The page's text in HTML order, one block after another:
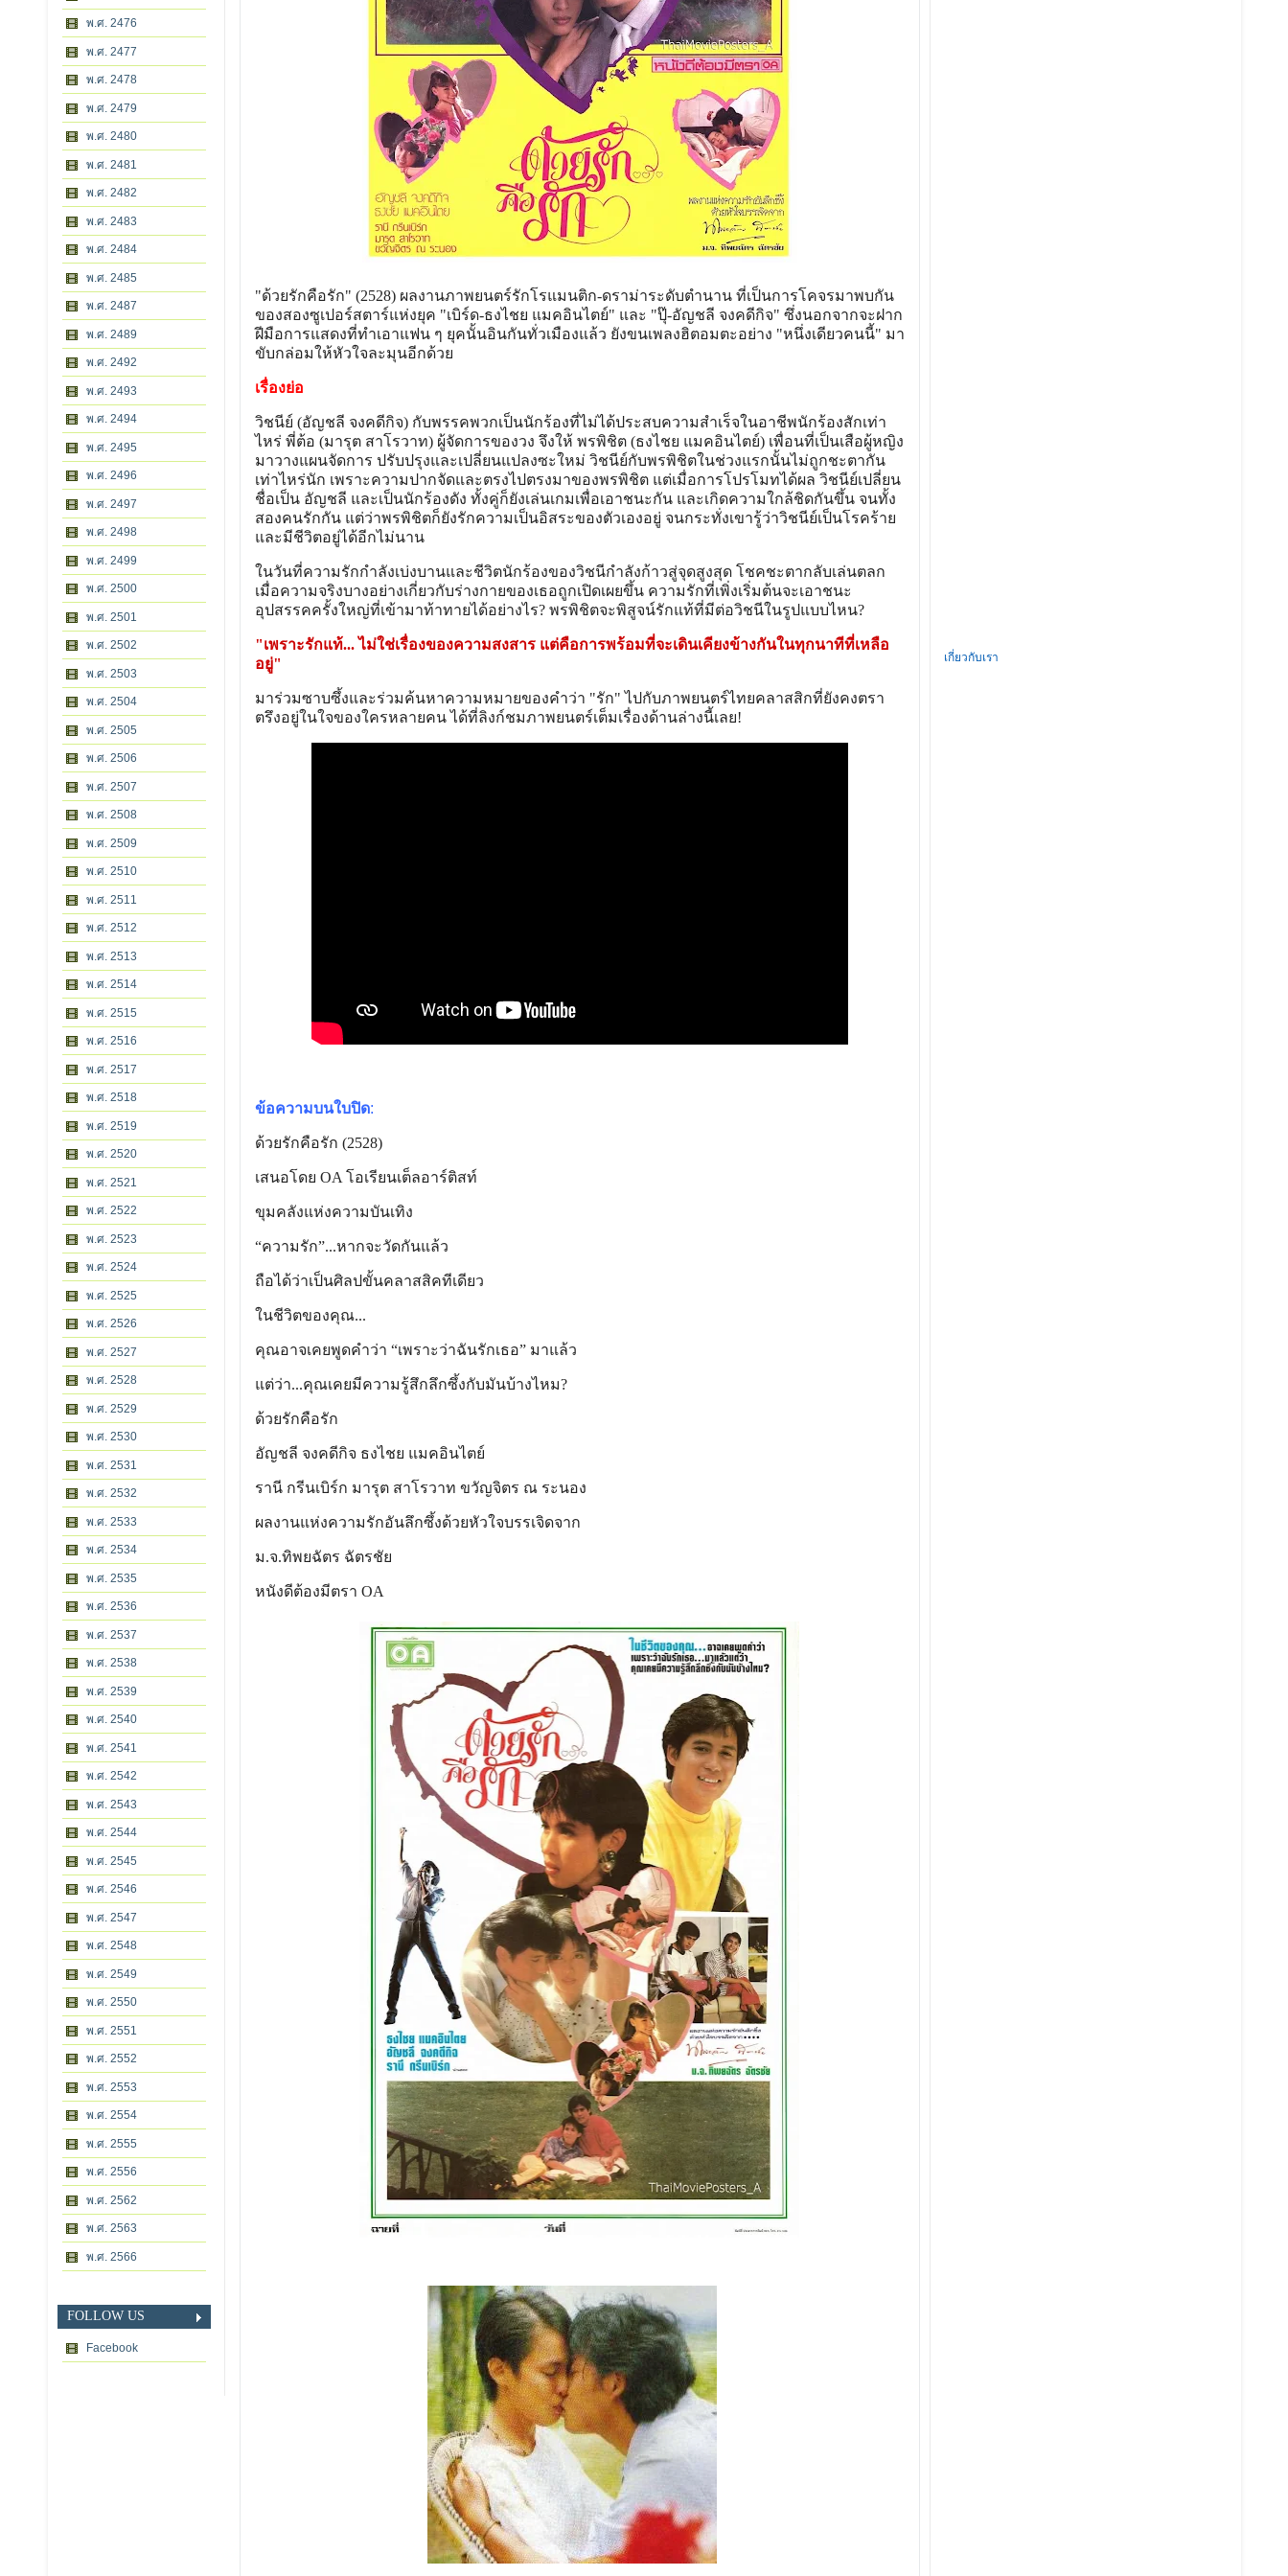
พ.ศ. 2476
พ.ศ. 2477
พ.ศ. 2478
พ.ศ. 2479
พ.ศ. 2480
พ.ศ. 2481
พ.ศ. 2482
พ.ศ. 2483
พ.ศ. 2484
พ.ศ. 2485
พ.ศ. 2487
พ.ศ. 2489
พ.ศ. 2492
พ.ศ. 2493
พ.ศ. 2494
พ.ศ. 2495
พ.ศ. 2496
พ.ศ. 2497
พ.ศ. 2498
พ.ศ. 2499
พ.ศ. 2500
พ.ศ. 2501
พ.ศ. 2502
พ.ศ. 2503
พ.ศ. 2504
พ.ศ. 2505
พ.ศ. 2506
พ.ศ. 2507
พ.ศ. 2508
พ.ศ. 2509
พ.ศ. 2510
พ.ศ. 2511
พ.ศ. 2512
พ.ศ. 2513
พ.ศ. 2514
พ.ศ. 2515
พ.ศ. 2516
พ.ศ. 2517
พ.ศ. 2518
พ.ศ. 2519
พ.ศ. 2520
พ.ศ. 2521
พ.ศ. 2522
พ.ศ. 2523
พ.ศ. 2524
พ.ศ. 2525
พ.ศ. 2526
พ.ศ. 2527
พ.ศ. 2528
พ.ศ. 2529
พ.ศ. 2530
พ.ศ. 2531
พ.ศ. 2532
พ.ศ. 2533
พ.ศ. 2534
พ.ศ. 2535
พ.ศ. 2536
พ.ศ. 2537
พ.ศ. 2538
พ.ศ. 2539
พ.ศ. 2540
พ.ศ. 2541
พ.ศ. 2542
พ.ศ. 2543
พ.ศ. 2544
พ.ศ. 2545
พ.ศ. 2546
พ.ศ. 2547
พ.ศ. 2548
พ.ศ. 2549
พ.ศ. 2550
พ.ศ. 2551
พ.ศ. 2552
พ.ศ. 2553
พ.ศ. 2554
พ.ศ. 2555
พ.ศ. 2556
พ.ศ. 2562
พ.ศ. 2563
พ.ศ. 2566
FOLLOW US
Facebook
"ด้วยรักคือรัก" (2528) ผลงานภาพยนตร์รักโรแมนติก-ดราม่าระดับตำนาน ที่เป็นการโคจรมาพบกัน
ของสองซูเปอร์สตาร์แห่งยุค "เบิร์ด-ธงไชย แมคอินไตย์" และ "ปุ๊-อัญชลี จงคดีกิจ" ซึ่งนอกจากจะฝาก
ฝีมือการแสดงที่ทำเอาแฟน ๆ ยุคนั้นอินกันทั่วเมืองแล้ว ยังขนเพลงฮิตอมตะอย่าง "หนึ่งเดียวคนนี้" มา
ขับกล่อมให้หัวใจละมุนอีกด้วย
เรื่องย่อ
วิชนีย์ (อัญชลี จงคดีกิจ) กับพรรคพวกเป็นนักร้องที่ไม่ได้ประสบความสำเร็จในอาชีพนักร้องสักเท่า
ไหร่ พี่ต้อ (มารุต สาโรวาท) ผู้จัดการของวง จึงให้ พรพิชิต (ธงไชย แมคอินไตย์) เพื่อนที่เป็นเสือผู้หญิง
มาวางแผนจัดการ ปรับปรุงและเปลี่ยนแปลงซะใหม่ วิชนีย์กับพรพิชิตในช่วงแรกนั้นไม่ถูกชะตากัน
เท่าไหร่นัก เพราะความปากจัดและตรงไปตรงมาของพรพิชิต แต่เมื่อการโปรโมทได้ผล วิชนีย์เปลี่ยน
ชื่อเป็น อัญชลี และเป็นนักร้องดัง ทั้งคู่ก็ยังเล่นเกมเพื่อเอาชนะกัน และเกิดความใกล้ชิดกันขึ้น จนทั้ง
สองคนรักกัน แต่ว่าพรพิชิตก็ยังรักความเป็นอิสระของตัวเองอยู่ จนกระทั่งเขารู้ว่าวิชนีย์เป็นโรคร้าย
และมีชีวิตอยู่ได้อีกไม่นาน
ในวันที่ความรักกำลังเบ่งบานและชีวิตนักร้องของวิชนีกำลังก้าวสู่จุดสูงสุด โชคชะตากลับเล่นตลก
เมื่อความจริงบางอย่างเกี่ยวกับร่างกายของเธอถูกเปิดเผยขึ้น ความรักที่เพิ่งเริ่มต้นจะเอาชนะ
อุปสรรคครั้งใหญ่ที่เข้ามาท้าทายได้อย่างไร? พรพิชิตจะพิสูจน์รักแท้ที่มีต่อวิชนีในรูปแบบไหน?
"เพราะรักแท้... ไม่ใช่เรื่องของความสงสาร แต่คือการพร้อมที่จะเดินเคียงข้างกันในทุกนาทีที่เหลือ
อยู่"
มาร่วมซาบซึ้งและร่วมค้นหาความหมายของคำว่า "รัก" ไปกับภาพยนตร์ไทยคลาสสิกที่ยังคงตรา
ตรึงอยู่ในใจของใครหลายคน ได้ที่ลิงก์ชมภาพยนตร์เต็มเรื่องด้านล่างนี้เลย!
ข้อความบนใบปิด:
ด้วยรักคือรัก (2528)
เสนอโดย OA โอเรียนเต็ลอาร์ติสท์
ขุมคลังแห่งความบันเทิง
“ความรัก”...หากจะวัดกันแล้ว
ถือได้ว่าเป็นศิลปขั้นคลาสสิคทีเดียว
ในชีวิตของคุณ...
คุณอาจเคยพูดคำว่า “เพราะว่าฉันรักเธอ” มาแล้ว
แต่ว่า...คุณเคยมีความรู้สึกลึกซึ้งกับมันบ้างไหม?
ด้วยรักคือรัก
อัญชลี จงคดีกิจ ธงไชย แมคอินไตย์
รานี กรีนเบิร์ก มารุต สาโรวาท ขวัญจิตร ณ ระนอง
ผลงานแห่งความรักอันลึกซึ้งด้วยหัวใจบรรเจิดจาก
ม.จ.ทิพยฉัตร ฉัตรชัย
หนังดีต้องมีตรา OA
เกี่ยวกับเรา